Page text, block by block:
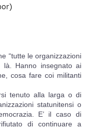
“tutte le organizzazioni
là. Hanno insegnato ai
cosa fare coi militanti
tenuto alla larga o di
statunitensi o
E’ il caso di
di continuare a